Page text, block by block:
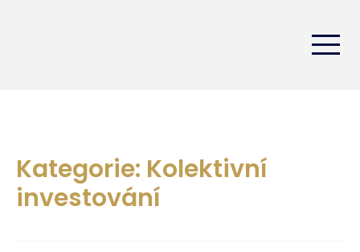
Kategorie: Kolektivní
investování